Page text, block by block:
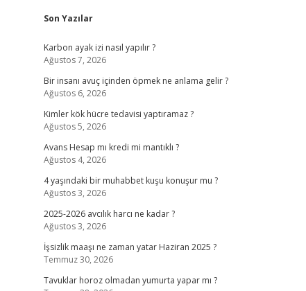
Sidebar
Son Yazılar
Karbon ayak izi nasıl yapılır ?
Ağustos 7, 2026
Bir insanı avuç içinden öpmek ne anlama gelir ?
Ağustos 6, 2026
Kimler kök hücre tedavisi yaptıramaz ?
Ağustos 5, 2026
Avans Hesap mı kredi mi mantıklı ?
Ağustos 4, 2026
4 yaşındaki bir muhabbet kuşu konuşur mu ?
Ağustos 3, 2026
2025-2026 avcılık harcı ne kadar ?
Ağustos 3, 2026
İşsizlik maaşı ne zaman yatar Haziran 2025 ?
Temmuz 30, 2026
Tavuklar horoz olmadan yumurta yapar mı ?